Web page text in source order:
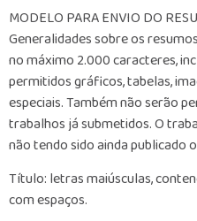
MODELO PARA ENVIO DO
Generalidades sobre os
no máximo 2.000 caracteres,
permitidos gráficos, tabelas,
especiais. Também não serão
trabalhos já submetidos. O
não tendo sido ainda publicado
Título: letras maiúsculas,
com espaços.